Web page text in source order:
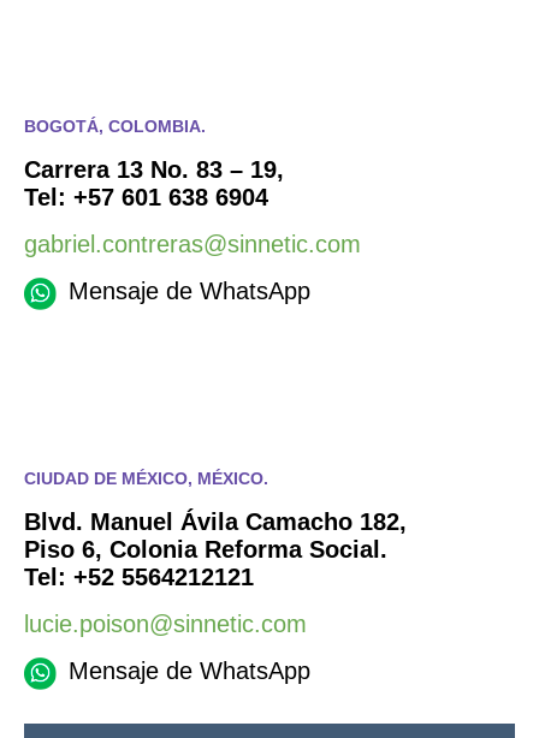
BOGOTÁ, COLOMBIA.
Carrera 13 No. 83 – 19,
Tel: +57 601 638 6904
gabriel.contreras@sinnetic.com
Mensaje de WhatsApp
CIUDAD DE MÉXICO, MÉXICO.
Blvd. Manuel Ávila Camacho 182,
Piso 6, Colonia Reforma Social.
Tel: +52 5564212121
lucie.poison@sinnetic.com
Mensaje de WhatsApp